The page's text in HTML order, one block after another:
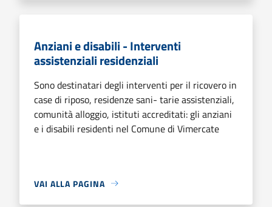
Anziani e disabili - Interventi
assistenziali residenziali
Sono destinatari degli interventi per il ricovero in
case di riposo, residenze sani- tarie assistenziali,
comunità alloggio, istituti accreditati: gli anziani
e i disabili residenti nel Comune di Vimercate
VAI ALLA PAGINA